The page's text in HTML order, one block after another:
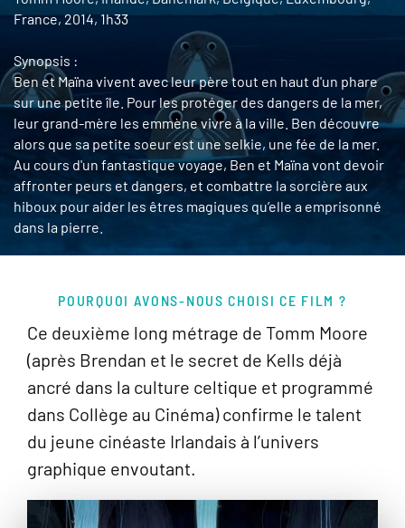
France, 2014, 1h33
Synopsis :
Ben et Maïna vivent avec leur père tout en haut d'un phare
sur une petite île. Pour les protéger des dangers de la mer,
leur grand-mère les emmène vivre à la ville. Ben découvre
alors que sa petite soeur est une selkie, une fée de la mer.
Au cours d'un fantastique voyage, Ben et Maïna vont devoir
affronter peurs et dangers, et combattre la sorcière aux
hiboux pour aider les êtres magiques qu’elle a emprisonné
dans la pierre.
POURQUOI AVONS-NOUS CHOISI CE FILM ?
Ce deuxième long métrage de Tomm Moore
(après Brendan et le secret de Kells déjà
ancré dans la culture celtique et programmé
dans Collège au Cinéma) confirme le talent
du jeune cinéaste Irlandais à l’univers
graphique envoutant.